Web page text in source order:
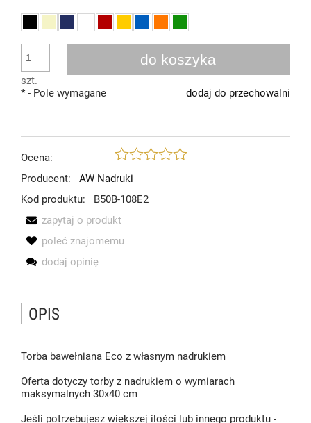
szt.
do koszyka
dodaj do przechowalni
*- Pole wymagane
Ocena:
Producent:
AW Nadruki
Kod produktu:
B50B-108E2
zapytaj o produkt
poleć znajomemu
dodaj opinię
OPIS
Torba bawełniana Eco z własnym nadrukiem
Oferta dotyczy torby z nadrukiem o wymiarach
maksymalnych 30x40 cm
Jeśli potrzebujesz większej ilości lub innego produktu -